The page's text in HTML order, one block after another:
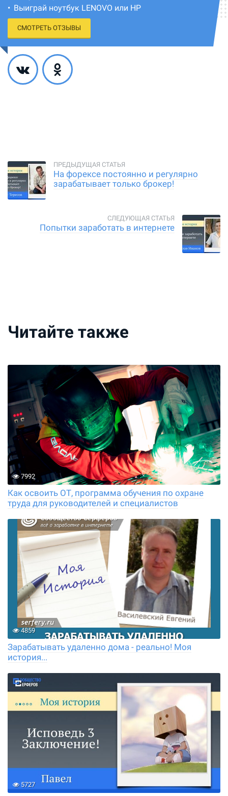
Выиграй ноутбук LENOVO или HP
СМОТРЕТЬ ОТЗЫВЫ
На форексе постоянно и регулярно
зарабатывает только брокер!
Попытки заработать в интернете
Читайте также
7992
Как освоить ОТ, программа обучения по охране
труда для руководителей и специалистов
4859
Зарабатывать удаленно дома - реально! Моя
история...
5727